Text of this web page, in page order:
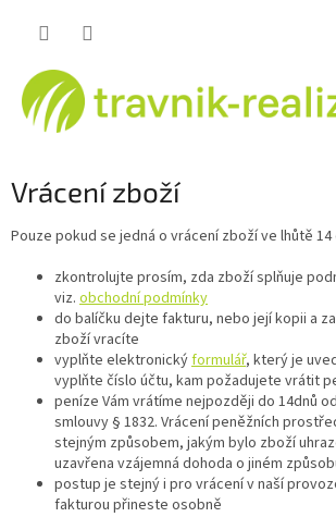
Vrácení zboží
Pouze pokud se jedná o vrácení zboží ve lhůtě 14
zkontrolujte prosím, zda zboží splňuje
viz. obchodní podmínky
do balíčku dejte fakturu, nebo její kopii a
zboží vracíte
vyplňte elektronickýformulář, který je
vyplňte číslo účtu, kam požadujete vrátit
peníze Vám vrátíme nejpozději do 14dnů
smlouvy § 1832. Vrácení peněžních
stejným způsobem, jakým bylo zboží
uzavřena vzájemná dohoda o jiném
postup je stejný i pro vrácení v naší
fakturou přineste osobně